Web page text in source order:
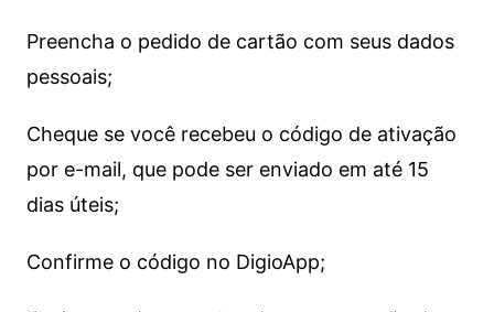
Preencha o pedido de cartão com seus dados
pessoais;
Cheque se você recebeu o código de ativação
por e-mail, que pode ser enviado em até 15
dias úteis;
Confirme o código no DigioApp;